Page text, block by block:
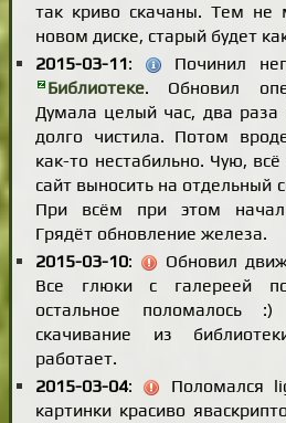
так криво скачаны. Тем не
новом диске, старый будет
2015-03-11:
Починил
Библиотеке. Обновил
Думала целый час, два раза
долго чистила. Потом
как-то нестабильно. Чую,
сайт выносить на отдельный
При всём при этом начал
Грядёт обновление железа.
2015-03-10:
Обновил
Все глюки с галереей
остальное поломалось
скачивание из
работает.
2015-03-04:
Поломался
картинки красиво